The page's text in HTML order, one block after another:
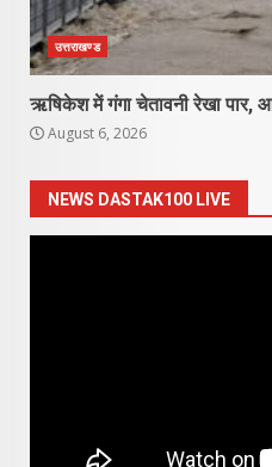
उत्तराखण्ड
ऋषिकेश में गंगा चेतावनी रेखा पार,
August 6, 2026
NEWS DASTAK100 LIVE